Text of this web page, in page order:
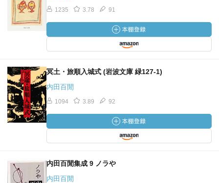
1235 3.78 91
冥土・旅順入城式 (岩波文庫 緑127-1)
内田百閒
1094 3.89 92
内田百閒集成 9 ノラや
内田百閒